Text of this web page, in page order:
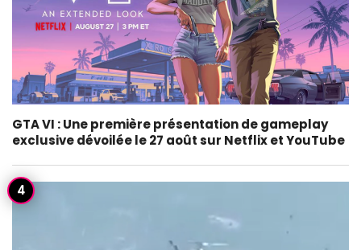
GTA VI : Une première présentation de gameplay
exclusive dévoilée le 27 août sur Netflix et YouTube